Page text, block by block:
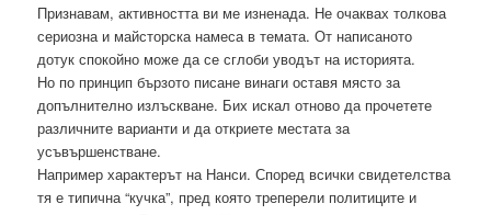
Признавам, активността ви ме изненада. Не очаквах толкова
сериозна и майсторска намеса в темата. От написаното
дотук спокойно може да се сглоби уводът на историята.
Но по принцип бързото писане винаги оставя място за
допълнително излъскване. Бих искал отново да прочетете
различните варианти и да откриете местата за
усъвършенстване.
Например характерът на Нанси. Според всички свидетелства
тя е типична “кучка”, пред която треперели политиците и